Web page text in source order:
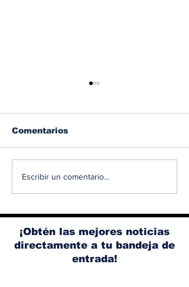
Diésel supera los 5
aumento de los
combustibles
Comentarios
Escribir un comentario...
¡Obtén las mejores noticias
directamente a tu bandeja de
entrada!